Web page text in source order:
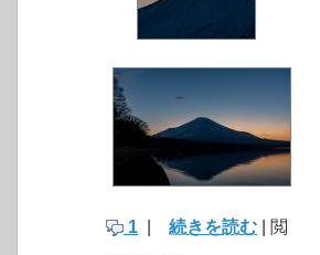
1 続きを読む | 閲